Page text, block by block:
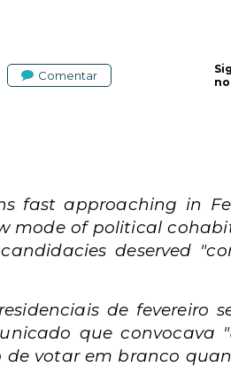
Comentar
no
fast approaching in
mode of political
deserved
de fevereiro
que convocava
votar em branco